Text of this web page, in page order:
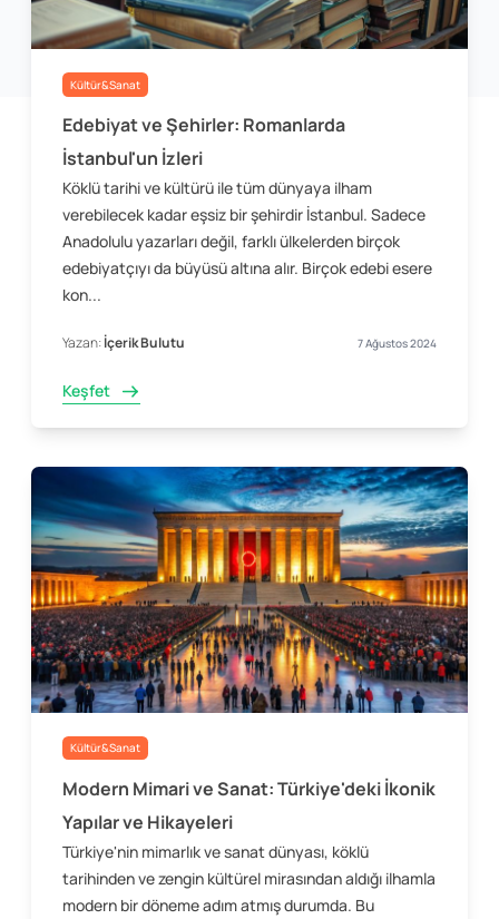
Kültür&Sanat
Edebiyat ve Şehirler: Romanlarda
İstanbul'un İzleri
Köklü tarihi ve kültürü ile tüm dünyaya ilham
verebilecek kadar eşsiz bir şehirdir İstanbul. Sadece
Anadolulu yazarları değil, farklı ülkelerden birçok
edebiyatçıyı da büyüsü altına alır. Birçok edebi esere
kon...
Yazan:İçerik Bulutu 7 Ağustos 2024
Keşfet
Kültür&Sanat
Modern Mimari ve Sanat: Türkiye'deki İkonik
Yapılar ve Hikayeleri
Türkiye'nin mimarlık ve sanat dünyası, köklü
tarihinden ve zengin kültürel mirasından aldığı ilhamla
modern bir döneme adım atmış durumda. Bu